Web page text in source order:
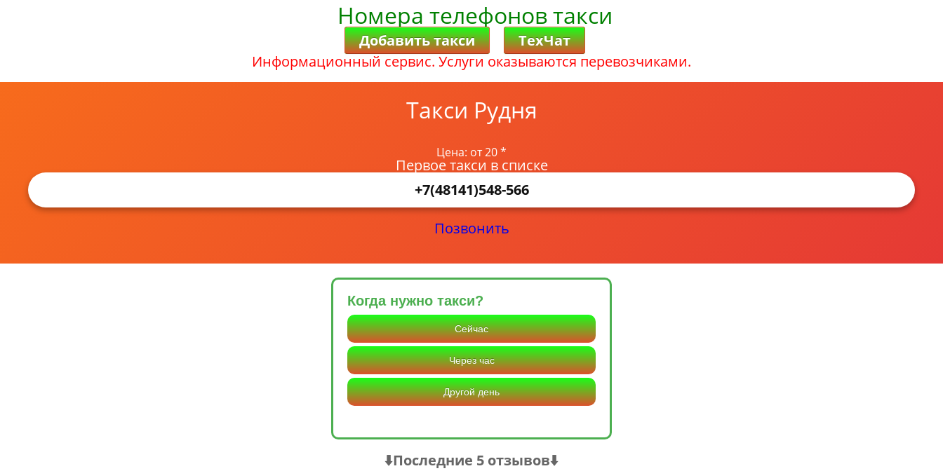
Номера телефонов такси
Добавить такси
ТехЧат
Информационный сервис. Услуги оказываются перевозчиками.
Такси Рудня
Цена: от 20 *
Первое такси в списке
+7(48141)548-566
Позвонить
Когда нужно такси?
Сейчас
Через час
Другой день
⬇️Последние 5 отзывов⬇️